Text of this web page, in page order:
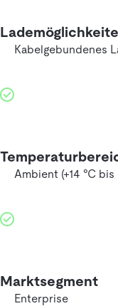
Kabelgebundenes
Ambient (+14 °C bis
Marktsegment
Enterprise